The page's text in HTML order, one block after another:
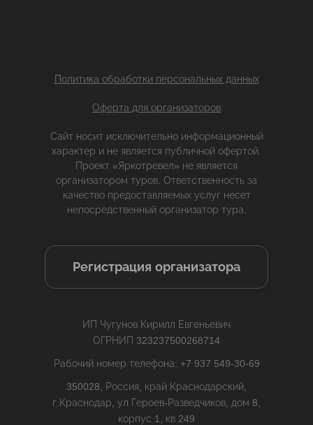
Политика обработки персональных данных
Оферта для организаторов
Сайт носит исключительно информационный
характер и не является публичной офертой.
Проект «Яркотревел» не является
организатором туров. Ответственность за
качество предоставляемых услуг несет
непосредственный организатор тура.
Регистрация организатора
ИП Чугунов Кирилл Евгеньевич
ОГРНИП 323237500268714
Рабочий номер телефона: +7 937 549-30-69
350028, Россия, край Краснодарский,
г.Краснодар, ул Героев-Разведчиков, дом 8,
корпус 1, кв 249